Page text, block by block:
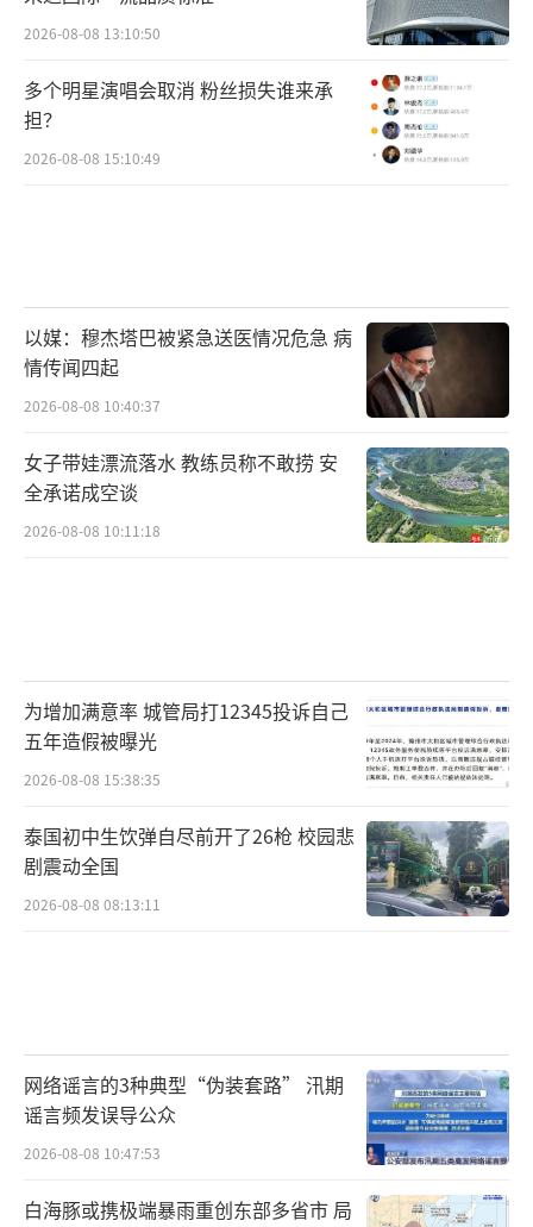
2026-08-08 13:10:50
多个明星演唱会取消 粉丝损失谁来承
担？
2026-08-08 15:10:49
以媒：穆杰塔巴被紧急送医情况危急 病
情传闻四起
2026-08-08 10:40:37
女子带娃漂流落水 教练员称不敢捞 安
全承诺成空谈
2026-08-08 10:11:18
为增加满意率 城管局打12345投诉自己
五年造假被曝光
2026-08-08 15:38:35
泰国初中生饮弹自尽前开了26枪 校园悲
剧震动全国
2026-08-08 08:13:11
网络谣言的3种典型“伪装套路” 汛期
谣言频发误导公众
2026-08-08 10:47:53
白海豚或携极端暴雨重创东部多省市 局